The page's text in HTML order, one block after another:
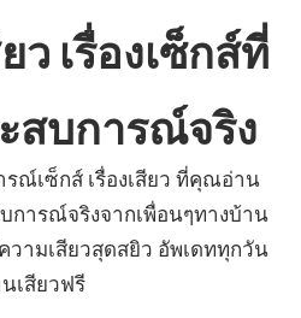
ว เรื่องเซ็กส์ที่
สบการณ์จริง
รณ์เซ็กส์ เรื่องเสียว ที่คุณอ่าน
การณ์จริงจากเพื่อนๆทางบ้าน
วามเสียวสุดสยิว อัพเดททุกวัน
เสียวฟรี